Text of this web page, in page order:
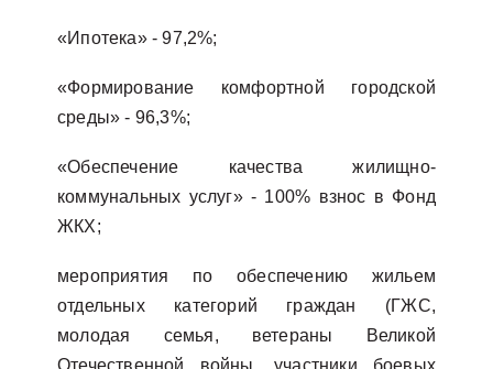
«Ипотека» - 97,2%;
«Формирование комфортной городской
среды» - 96,3%;
«Обеспечение качества жилищно-
коммунальных услуг» - 100% взнос в Фонд
ЖКХ;
мероприятия по обеспечению жильем
отдельных категорий граждан (ГЖС,
молодая семья, ветераны Великой
Отечественной войны, участники боевых